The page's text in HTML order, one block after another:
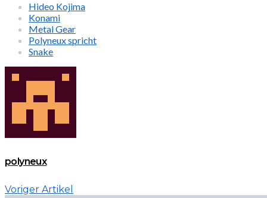
Hideo Kojima
Konami
Metal Gear
Polyneux spricht
Snake
polyneux
Voriger Artikel